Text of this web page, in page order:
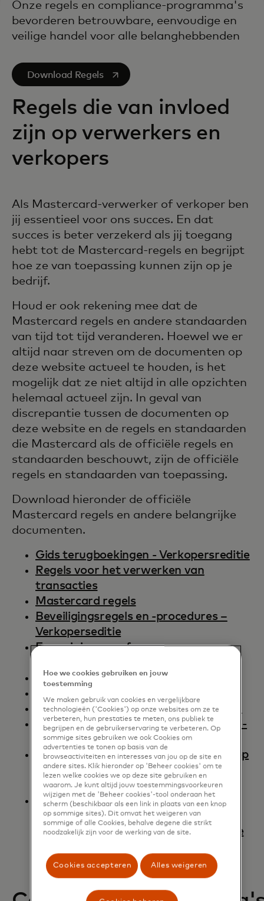
Onze regels en compliance-programma's
bevorderen betrouwbare, eenvoudige en
veilige handel voor alle belanghebbenden
Download Regels
opens in a new tab
Regels die van invloed
zijn op verwerkers en
verkopers
Als Mastercard-verwerker of verkoper ben
jij essentieel voor ons succes. En dat
succes is beter verzekerd als jij toegang
hebt tot de Mastercard-regels en begrijpt
hoe ze van toepassing kunnen zijn op je
bedrijf.
Houd er ook rekening mee dat de
Mastercard regels en andere standaarden
van tijd tot tijd veranderen. Hoewel we er
altijd naar streven om de documenten op
deze website actueel te houden, is het
mogelijk dat ze niet altijd in alle opzichten
helemaal actueel zijn. In geval van
discrepantie tussen de documenten op
deze website en de regels en standaarden
die Mastercard als de officiële regels en
standaarden beschouwt, zijn de officiële
regels en standaarden van toepassing.
Download hieronder de officiële
Mastercard regels en andere belangrijke
documenten.
Gids terugboekingen - Verkopersreditie
Regels voor het verwerken van
transacties
Mastercard regels
Beveiligingsregels en -procedures –
Verkoperseditie
Een minimum- of
Snelgids - Verkoperseditie
Gids voor eenvoudige terugboekingen
Dynamic Currency Conversion (DCC)-
prestatiegids – verkoperseditie
Overzicht van factureringsmodellen op
basis van abonnementen en
stilzwijgende verlenging
Verkopers met een abonnement of
terugkerende betalingen en
stilzwijgende verlenging - veelgestelde
Hoe we cookies gebruiken en jouw
toestemming
We maken gebruik van cookies en vergelijkbare
technologieën ('Cookies') op onze websites om ze te
verbeteren, hun prestaties te meten, ons publiek te
begrijpen en de gebruikerservaring te verbeteren. Op
sommige sites gebruiken we ook Cookies om
advertenties te tonen op basis van de
browseactiviteiten en interesses van jou op de site en
andere sites. Klik hieronder op 'Beheer cookies' om te
lezen welke cookies we op deze site gebruiken en
waarom. Je kunt altijd jouw toestemmingsvoorkeuren
wijzigen met de 'Beheer cookies'-tool onderaan het
scherm (beschikbaar als een link in plaats van een knop
op sommige sites). Dit omvat het weigeren van
sommige of alle Cookies, behalve degene die strikt
noodzakelijk zijn voor de werking van de site.
Cookies accepteren Alles weigeren